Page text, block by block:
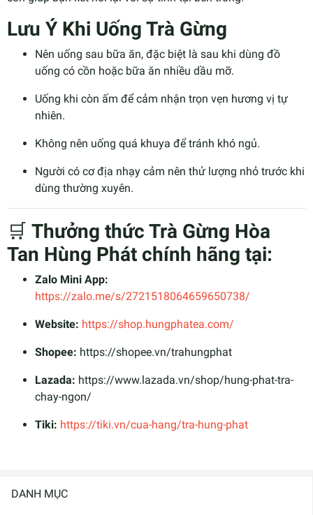
DANH MỤC
Lưu Ý Khi Uống Trà Gừng
Nên uống sau bữa ăn, đặc biệt là sau khi dùng đồ
uống có cồn hoặc bữa ăn nhiều dầu mỡ.
Uống khi còn ấm để cảm nhận trọn vẹn hương vị tự
nhiên.
Không nên uống quá khuya để tránh khó ngủ.
Người có cơ địa nhạy cảm nên thử lượng nhỏ trước khi
dùng thường xuyên.
🛒 Thưởng thức Trà Gừng Hòa
Tan Hùng Phát chính hãng tại:
Zalo Mini App:
https://zalo.me/s/2721518064659650738/
Website: https://shop.hungphatea.com/
Shopee: https://shopee.vn/trahungphat
Lazada: https://www.lazada.vn/shop/hung-phat-tra-
chay-ngon/
Tiki: https://tiki.vn/cua-hang/tra-hung-phat